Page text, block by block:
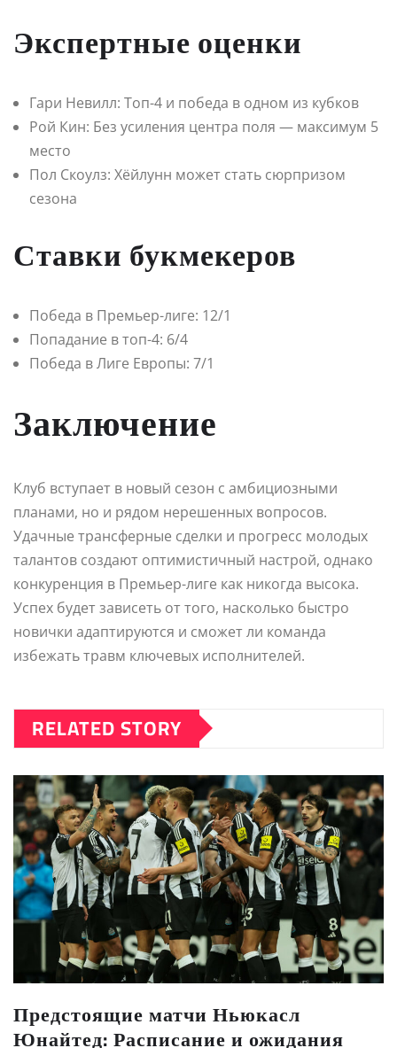
Экспертные оценки
Гари Невилл: Топ-4 и победа в одном из кубков
Рой Кин: Без усиления центра поля — максимум 5
место
Пол Скоулз: Хёйлунн может стать сюрпризом
сезона
Ставки букмекеров
Победа в Премьер-лиге: 12/1
Попадание в топ-4: 6/4
Победа в Лиге Европы: 7/1
Заключение
Клуб вступает в новый сезон с амбициозными
планами, но и рядом нерешенных вопросов.
Удачные трансферные сделки и прогресс молодых
талантов создают оптимистичный настрой, однако
конкуренция в Премьер-лиге как никогда высока.
Успех будет зависеть от того, насколько быстро
новички адаптируются и сможет ли команда
избежать травм ключевых исполнителей.
RELATED STORY
Предстоящие матчи Ньюкасл
Юнайтед: Расписание и ожидания